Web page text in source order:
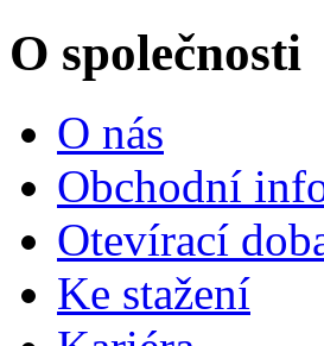
O společnosti
O nás
Obchodní
Otevírací
Ke stažení